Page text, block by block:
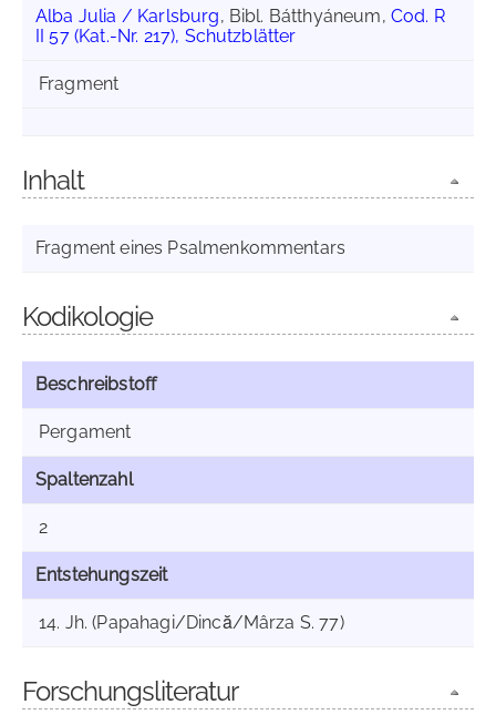
Alba Julia / Karlsburg, Bibl. Bátthyáneum, Cod. R
II 57 (Kat.-Nr. 217), Schutzblätter
Fragment
Inhalt
Fragment eines Psalmenkommentars
Kodikologie
Beschreibstoff
Pergament
Spaltenzahl
2
Entstehungszeit
14. Jh. (Papahagi/Dincă/Mârza S. 77)
Forschungsliteratur